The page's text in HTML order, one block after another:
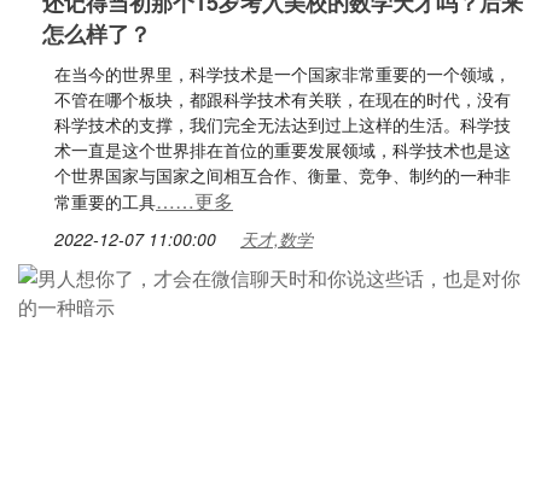
怎么样了？
在当今的世界里，科学技术是一个国家非常重要的一个领域，
不管在哪个板块，都跟科学技术有关联，在现在的时代，没有
科学技术的支撑，我们完全无法达到过上这样的生活。科学技
术一直是这个世界排在首位的重要发展领域，科学技术也是这
个世界国家与国家之间相互合作、衡量、竞争、制约的一种非
常重要的工具……更多
2022-12-07 11:00:00 天才,数学